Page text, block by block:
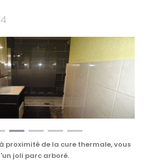
proximité de la cure thermale, vous
joli parc arboré.